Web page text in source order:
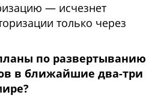
— исчезнет
только через
по развертыванию
в ближайшие два-три